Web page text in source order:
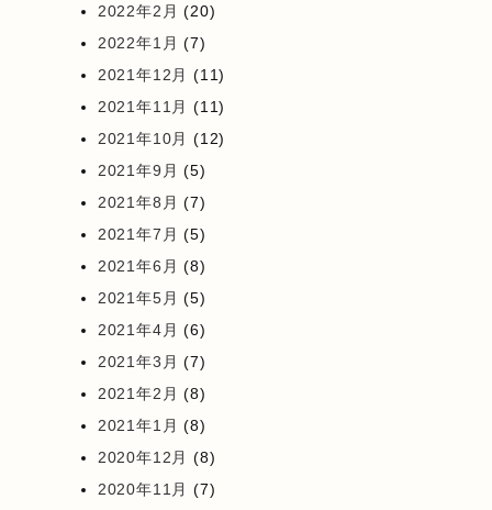
2022年2月 (20)
2022年1月 (7)
2021年12月 (11)
2021年11月 (11)
2021年10月 (12)
2021年9月 (5)
2021年8月 (7)
2021年7月 (5)
2021年6月 (8)
2021年5月 (5)
2021年4月 (6)
2021年3月 (7)
2021年2月 (8)
2021年1月 (8)
2020年12月 (8)
2020年11月 (7)